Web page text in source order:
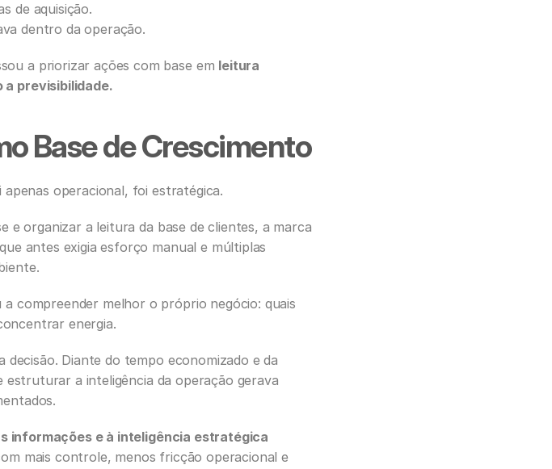
de aquisição.
dentro da operação.
a priorizar ações com base em leitura
a previsibilidade.
Base de Crescimento
operacional, foi estratégica.
e organizar a leitura da base de clientes, a marca
antes exigia esforço manual e múltiplas
compreender melhor o próprio negócio: quais
energia.
Diante do tempo economizado e da
a inteligência da operação gerava
mais controle, menos fricção operacional e